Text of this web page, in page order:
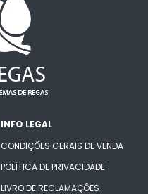
INFO LEGAL
CONDIÇÕES GERAIS DE VENDA
POLÍTICA DE PRIVACIDADE
LIVRO DE RECLAMAÇÕES